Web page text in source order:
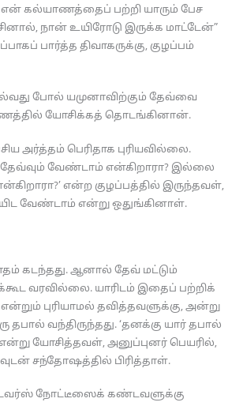
என் கல்யாணத்தைப் பற்றி யாரும் பேச
நான் உயிரோடு இருக்க மாட்டேன்”
பார்த்த திவாகருக்கு, குழப்பம்
போல் யமுனாவிற்கும் தேவ்வை
யோசிக்கத் தொடங்கினான்.
அர்த்தம் பெரிதாக புரியவில்லை.
வேண்டாம் என்கிறாரா? இல்லை
என்ற குழப்பத்தில் இருந்தவள்,
வேண்டாம் என்று ஒதுங்கினாள்.
கடந்தது. ஆனால் தேவ் மட்டும்
வரவில்லை. யாரிடம் இதைப் பற்றிக்
புரியாமல் தவித்தவளுக்கு, அன்று
தபால் வந்திருந்தது. ‘தனக்கு யார் தபால்
என்று யோசித்தவள், அனுப்புனர் பெயரில்,
சந்தோஷத்தில் பிரித்தாள்.
நோட்டீஸைக் கண்டவளுக்கு